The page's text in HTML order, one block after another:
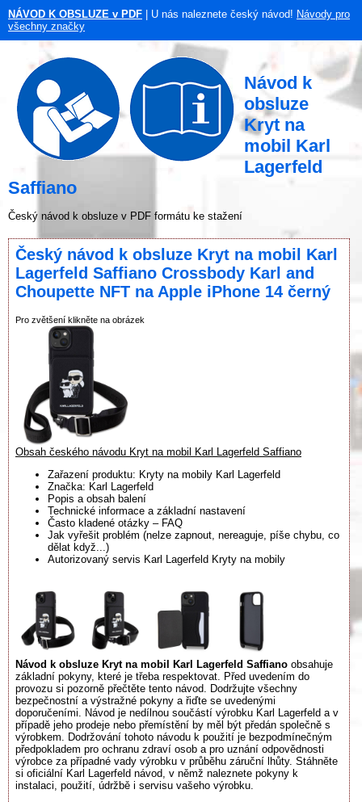
NÁVOD K OBSLUZE v PDF | U nás naleznete český návod! Návody pro
všechny značky
Návod k
obsluze
Kryt na
mobil Karl
Lagerfeld
Saffiano
Český návod k obsluze v PDF formátu ke stažení
Český návod k obsluze Kryt na mobil Karl
Lagerfeld Saffiano Crossbody Karl and
Choupette NFT na Apple iPhone 14 černý
Pro zvětšení klikněte na obrázek
Obsah českého návodu Kryt na mobil Karl Lagerfeld Saffiano
Zařazení produktu: Kryty na mobily Karl Lagerfeld
Značka: Karl Lagerfeld
Popis a obsah balení
Technické informace a základní nastavení
Často kladené otázky – FAQ
Jak vyřešit problém (nelze zapnout, nereaguje, píše chybu, co
dělat když...)
Autorizovaný servis Karl Lagerfeld Kryty na mobily
Návod k obsluze Kryt na mobil Karl Lagerfeld Saffiano obsahuje
základní pokyny, které je třeba respektovat. Před uvedením do
provozu si pozorně přečtěte tento návod. Dodržujte všechny
bezpečnostní a výstražné pokyny a řiďte se uvedenými
doporučeními. Návod je nedílnou součástí výrobku Karl Lagerfeld a v
případě jeho prodeje nebo přemístění by měl být předán společně s
výrobkem. Dodržování tohoto návodu k použití je bezpodmínečným
předpokladem pro ochranu zdraví osob a pro uznání odpovědnosti
výrobce za případné vady výrobku v průběhu záruční lhůty. Stáhněte
si oficiální Karl Lagerfeld návod, v němž naleznete pokyny k
instalaci, použití, údržbě i servisu vašeho výrobku.